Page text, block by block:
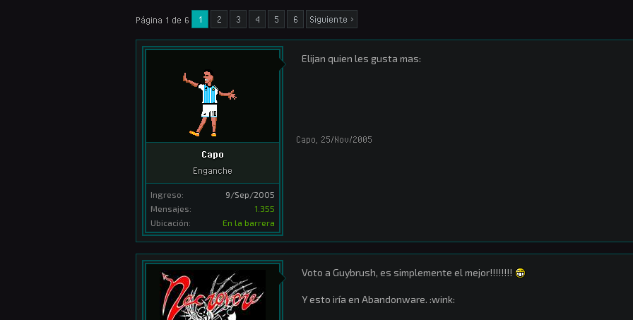
Página 1 de 6 1 2 3 4 5 6 Siguiente >
Capo
Enganche
Ingreso:
9/Sep/2005
Mensajes:
1.355
Ubicación:
En la barrera
Elijan quien les gusta mas:
Capo 25/Nov/2005
Voto a Guybrush, es simplemente el mejor!!!!!!!!
Y esto iría en Abandonware. :wink: